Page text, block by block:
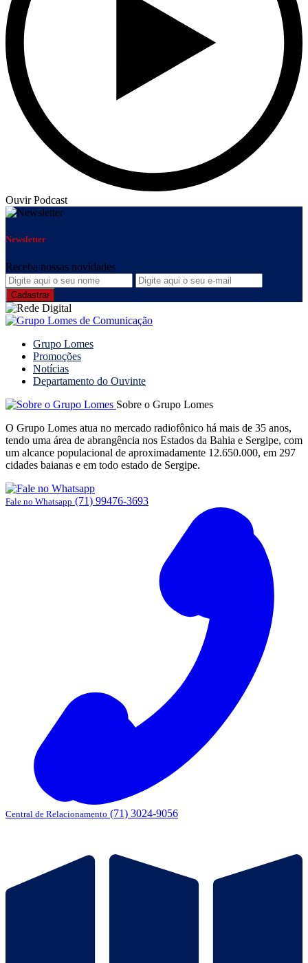
Ouvir Podcast
Newsletter
Receba nossas novidades
Grupo Lomes
Promoções
Notícias
Departamento do Ouvinte
Sobre o Grupo Lomes
O Grupo Lomes atua no mercado radiofônico há mais de 35 anos,
tendo uma área de abrangência nos Estados da Bahia e Sergipe, com
um alcance populacional de aproximadamente 12.650.000, em 297
cidades baianas e em todo estado de Sergipe.
Fale no Whatsapp (71) 99476-3693
Central de Relacionamento (71) 3024-9056